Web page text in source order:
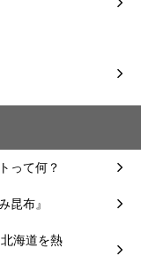
って何？
昆布』
海道を熱